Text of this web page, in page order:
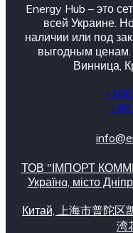
Energy Hub – это
всей Украине.
наличии или под
выгодным ценам.
Винница,
ТОВ "ІМПОРТ
Українa, місто
Китай, 上海市普陀
湾